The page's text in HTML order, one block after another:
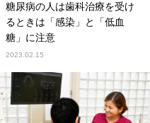
糖尿病の人は歯科治療を受け
るときは「感染」と「低血
糖」に注意
2023.02.15